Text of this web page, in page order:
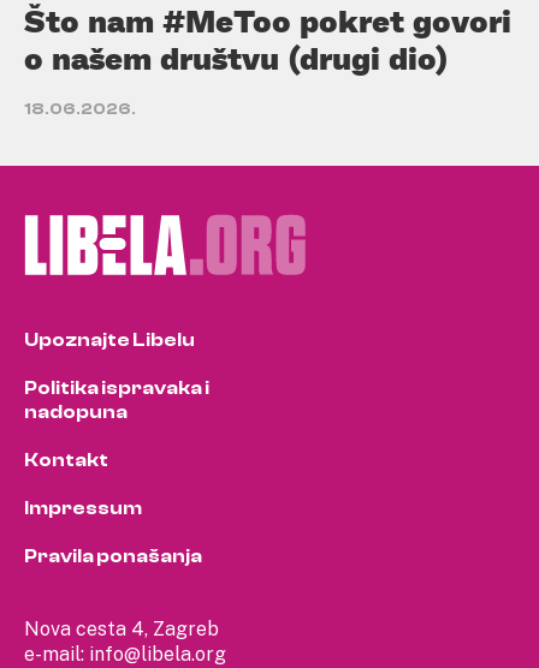
Što nam #MeToo pokret govori
o našem društvu (drugi dio)
18.06.2026.
Nova cesta 4, Zagreb
e-mail: info@libela.org
Upoznajte Libelu
Politika ispravaka i
nadopuna
Kontakt
Impressum
Pravila ponašanja